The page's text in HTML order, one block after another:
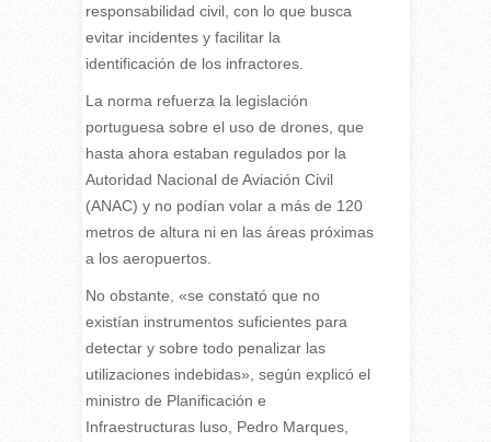
responsabilidad civil, con lo que busca
evitar incidentes y facilitar la
identificación de los infractores.
La norma refuerza la legislación
portuguesa sobre el uso de drones, que
hasta ahora estaban regulados por la
Autoridad Nacional de Aviación Civil
(ANAC) y no podían volar a más de 120
metros de altura ni en las áreas próximas
a los aeropuertos.
No obstante, «se constató que no
existían instrumentos suficientes para
detectar y sobre todo penalizar las
utilizaciones indebidas», según explicó el
ministro de Planificación e
Infraestructuras luso, Pedro Marques,